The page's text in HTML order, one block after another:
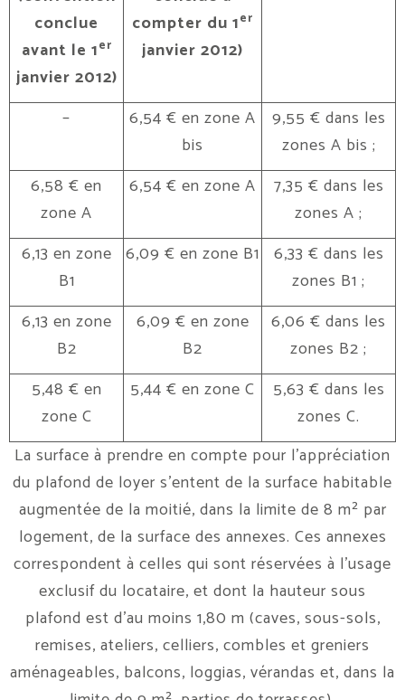
conclue
avant le 1er
janvier 2012)
compter du 1er
janvier 2012)
–
6,54 € en zone A
bis
9,55 € dans les
zones A bis ;
6,58 € en
zone A
6,54 € en zone A
7,35 € dans les
zones A ;
6,13 en zone
B1
6,09 € en zone B1 6,33 € dans les
zones B1 ;
6,13 en zone
B2
6,09 € en zone
B2
6,06 € dans les
zones B2 ;
5,48 € en
zone C
5,44 € en zone C
5,63 € dans les
zones C.
La surface à prendre en compte pour l’appréciation
du plafond de loyer s’entent de la surface habitable
augmentée de la moitié, dans la limite de 8 m² par
logement, de la surface des annexes. Ces annexes
correspondent à celles qui sont réservées à l’usage
exclusif du locataire, et dont la hauteur sous
plafond est d’au moins 1,80 m (caves, sous-sols,
remises, ateliers, celliers, combles et greniers
aménageables, balcons, loggias, vérandas et, dans la